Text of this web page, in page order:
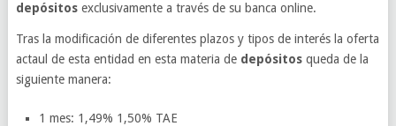
depósitos exclusivamente a través de su banca online.
Tras la modificación de diferentes plazos y tipos de interés la oferta
actaul de esta entidad en esta materia dedepósitosqueda de la
siguiente manera:
1 mes: 1,49% 1,50% TAE